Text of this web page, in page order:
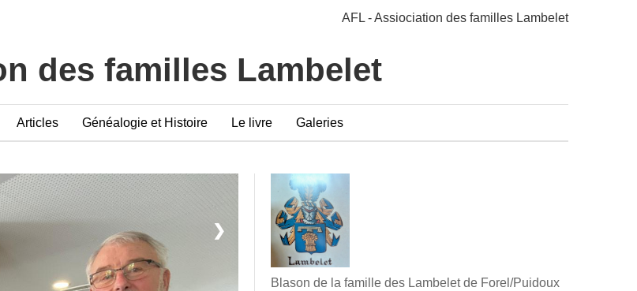
AFL - Assiociation des familles Lambelet
des familles Lambelet
Articles Généalogie et Histoire Le livre Galeries
❯
Blason de la famille des Lambelet de Forel/Puidoux